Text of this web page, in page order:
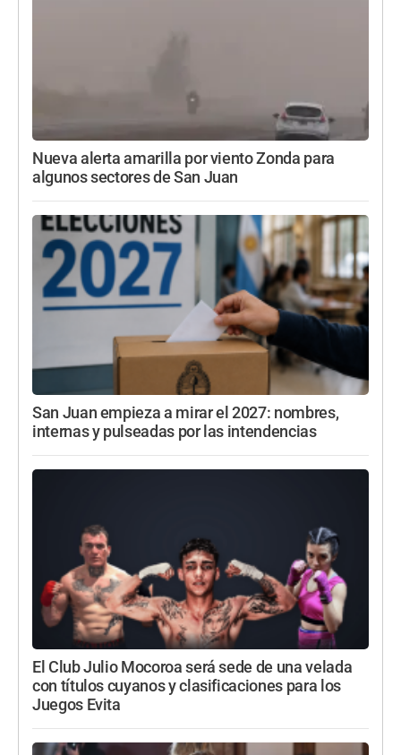
Nueva alerta amarilla por viento Zonda para
algunos sectores de San Juan
San Juan empieza a mirar el 2027: nombres,
internas y pulseadas por las intendencias
El Club Julio Mocoroa será sede de una velada
con títulos cuyanos y clasificaciones para los
Juegos Evita